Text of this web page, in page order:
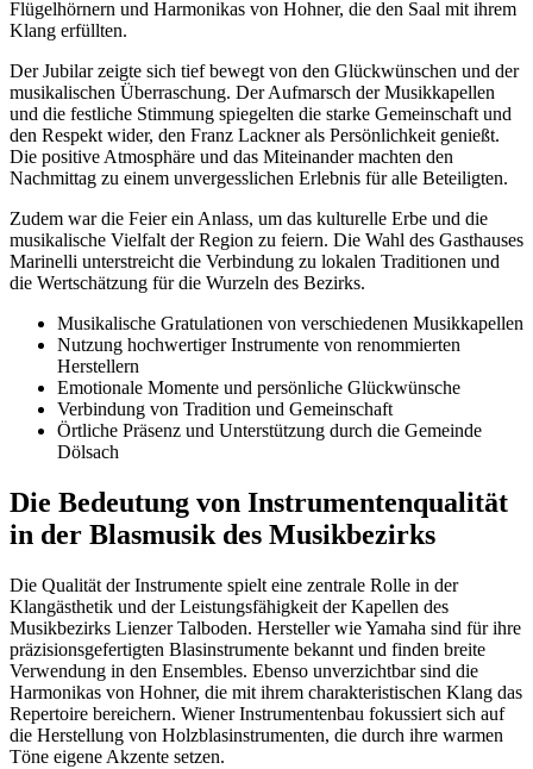
Flügelhörnern und Harmonikas von Hohner, die den Saal mit ihrem
Klang erfüllten.
Der Jubilar zeigte sich tief bewegt von den Glückwünschen und der
musikalischen Überraschung. Der Aufmarsch der Musikkapellen
und die festliche Stimmung spiegelten die starke Gemeinschaft und
den Respekt wider, den Franz Lackner als Persönlichkeit genießt.
Die positive Atmosphäre und das Miteinander machten den
Nachmittag zu einem unvergesslichen Erlebnis für alle Beteiligten.
Zudem war die Feier ein Anlass, um das kulturelle Erbe und die
musikalische Vielfalt der Region zu feiern. Die Wahl des Gasthauses
Marinelli unterstreicht die Verbindung zu lokalen Traditionen und
die Wertschätzung für die Wurzeln des Bezirks.
Musikalische Gratulationen von verschiedenen Musikkapellen
Nutzung hochwertiger Instrumente von renommierten
Herstellern
Emotionale Momente und persönliche Glückwünsche
Verbindung von Tradition und Gemeinschaft
Örtliche Präsenz und Unterstützung durch die Gemeinde
Dölsach
Die Bedeutung von Instrumentenqualität
in der Blasmusik des Musikbezirks
Die Qualität der Instrumente spielt eine zentrale Rolle in der
Klangästhetik und der Leistungsfähigkeit der Kapellen des
Musikbezirks Lienzer Talboden. Hersteller wie Yamaha sind für ihre
präzisionsgefertigten Blasinstrumente bekannt und finden breite
Verwendung in den Ensembles. Ebenso unverzichtbar sind die
Harmonikas von Hohner, die mit ihrem charakteristischen Klang das
Repertoire bereichern. Wiener Instrumentenbau fokussiert sich auf
die Herstellung von Holzblasinstrumenten, die durch ihre warmen
Töne eigene Akzente setzen.